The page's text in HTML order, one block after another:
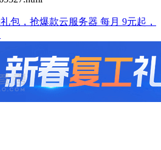
包，抢爆款云服务器 每月 9元起，